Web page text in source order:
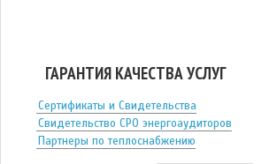
ГАРАНТИЯ КАЧЕСТВА УСЛУГ
Сертификаты и Свидетельства
Свидетельство СРО энергоаудиторов
Партнеры по теплоснабжению